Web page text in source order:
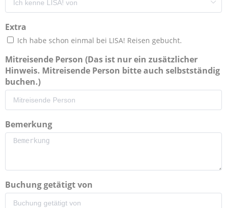
Extra
Ich habe schon einmal bei LISA! Reisen gebucht.
Mitreisende Person (Das ist nur ein zusätzlicher
Hinweis. Mitreisende Person bitte auch selbstständig
buchen.)
Bemerkung
Buchung getätigt von